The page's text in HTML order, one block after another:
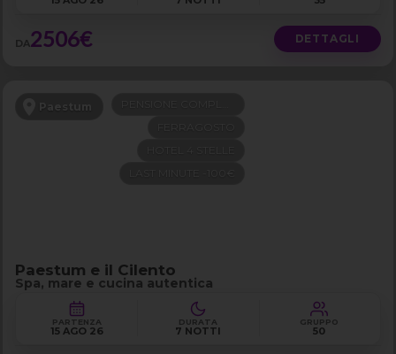
DA2506€ DETTAGLI
Paestum
Paestum e il Cilento
Spa, mare e cucina autentica
PARTENZA
15 AGO 26
DURATA
7 NOTTI
GRUPPO
50